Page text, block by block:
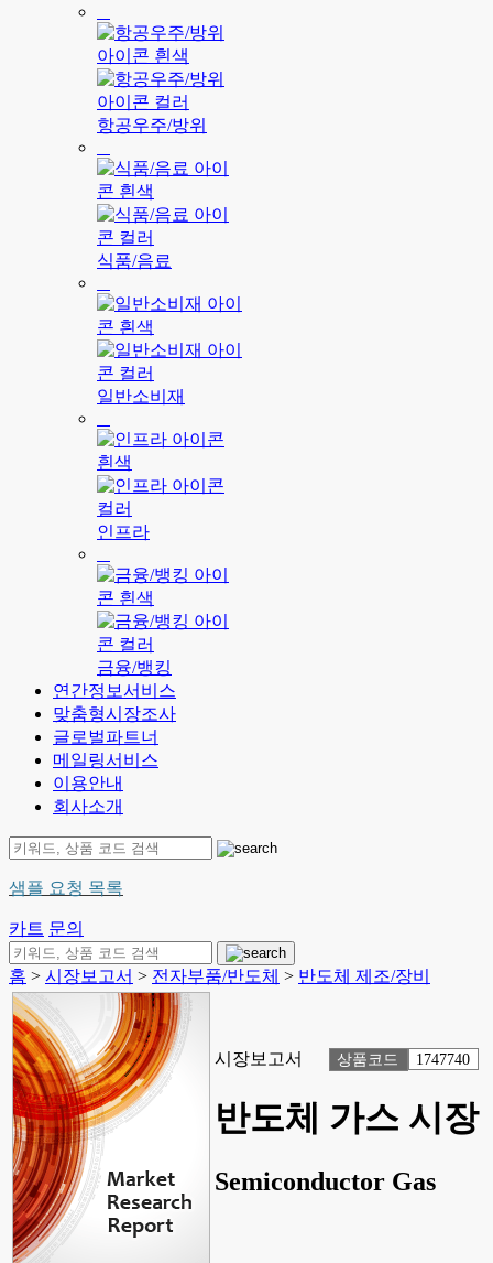
항공우주/방위
식품/음료
일반소비재
인프라
금융/뱅킹
연간정보서비스
맞춤형시장조사
글로벌파트너
메일링서비스
이용안내
회사소개
샘플 요청 목록
카트 문의
홈 > 시장보고서 > 전자부품/반도체 > 반도체 제조/장비
시장보고서 상품코드 1747740
반도체 가스 시장
Semiconductor Gas